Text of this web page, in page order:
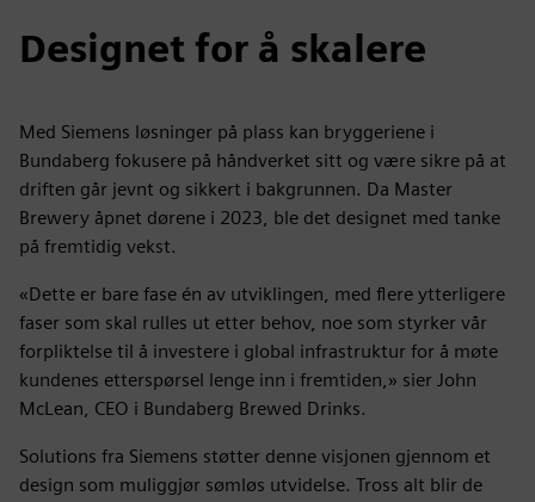
Designet for å skalere
Med Siemens løsninger på plass kan bryggeriene i
Bundaberg fokusere på håndverket sitt og være sikre på at
driften går jevnt og sikkert i bakgrunnen. Da Master
Brewery åpnet dørene i 2023, ble det designet med tanke
på fremtidig vekst.
«Dette er bare fase én av utviklingen, med flere ytterligere
faser som skal rulles ut etter behov, noe som styrker vår
forpliktelse til å investere i global infrastruktur for å møte
kundenes etterspørsel lenge inn i fremtiden,» sier John
McLean, CEO i Bundaberg Brewed Drinks.
Solutions fra Siemens støtter denne visjonen gjennom et
design som muliggjør sømløs utvidelse. Tross alt blir de